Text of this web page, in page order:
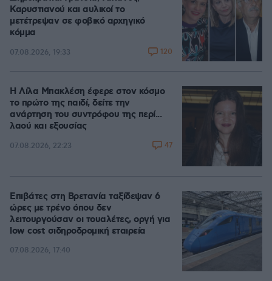
Καρυστιανού και αυλικοί το
μετέτρεψαν σε φοβικό αρχηγικό
κόμμα
07.08.2026, 19:33 120
Η Λίλα Μπακλέση έφερε στον κόσμο
το πρώτο της παιδί, δείτε την
ανάρτηση του συντρόφου της περί...
λαού και εξουσίας
07.08.2026, 22:23 47
Επιβάτες στη Βρετανία ταξίδεψαν 6
ώρες με τρένο όπου δεν
λειτουργούσαν οι τουαλέτες, οργή για
low cost σιδηροδρομική εταιρεία
07.08.2026, 17:40